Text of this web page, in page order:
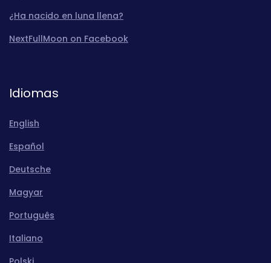
¿Ha nacido en luna llena?
NextFullMoon on Facebook
Idiomas
English
Español
Deutsche
Magyar
Português
Italiano